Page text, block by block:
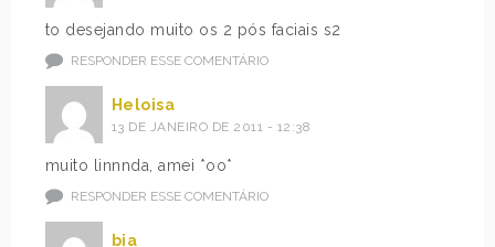
to desejando muito os 2 pós faciais s2
RESPONDER ESSE COMENTÁRIO
Heloisa
13 DE JANEIRO DE 2011 - 12:38
muito linnnda, amei *oo*
RESPONDER ESSE COMENTÁRIO
bia